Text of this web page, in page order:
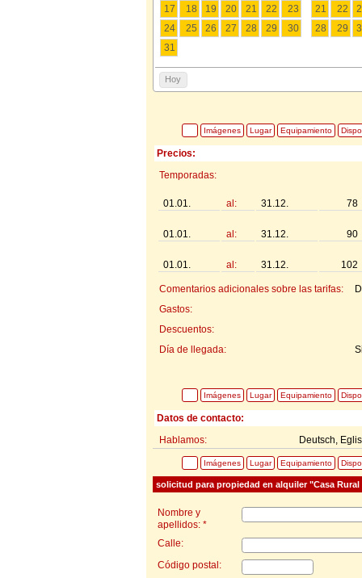
17 18 19 20 21 22
23
24
25 26 27 28 29
30
31
21 22
28
29
Hoy
Imágenes Lugar Equipamiento
Precios:
Temporadas:
01.01. al: 31.12. 78
01.01. al: 31.12. 90
01.01. al: 31.12. 102
Comentarios adicionales sobre las tarifas:
Gastos:
Descuentos:
Día de llegada:
Imágenes Lugar Equipamiento
Datos de contacto:
Hablamos:
Deutsch,
Imágenes Lugar Equipamiento
solicitud para propiedad en alquiler "Casa
Nombre y
apellidos: *
Calle:
Código postal: